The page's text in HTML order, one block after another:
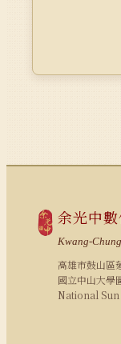
余光中
Kwang-
高雄市鼓山區
國立中山大學
National